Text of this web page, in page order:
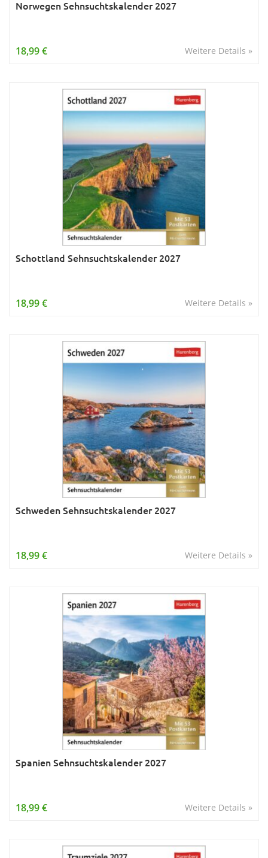
Norwegen Sehnsuchtskalender 2027
Weitere Details »
18,99 €
Schottland Sehnsuchtskalender 2027
Weitere Details »
18,99 €
Schweden Sehnsuchtskalender 2027
Weitere Details »
18,99 €
Spanien Sehnsuchtskalender 2027
Weitere Details »
18,99 €